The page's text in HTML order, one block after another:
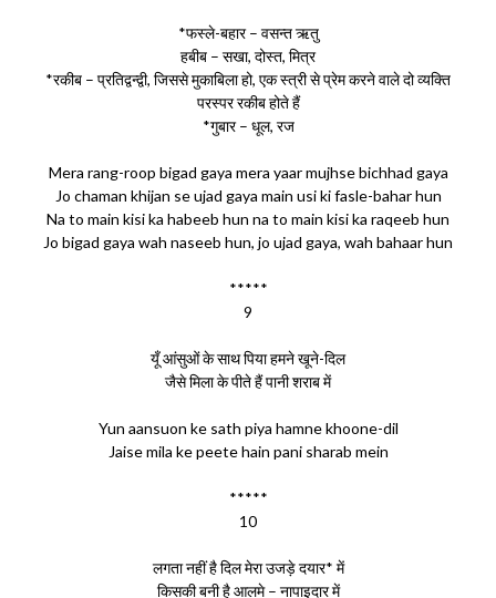
*फस्ले-बहार – वसन्त ऋतु
हबीब – सखा, दोस्त, मित्र
*रकीब – प्रतिद्वन्द्वी, जिससे मुकाबिला हो, एक स्त्री से प्रेम करने वाले दो व्यक्ति
परस्पर रकीब होते हैं
*गुबार – धूल, रज
Mera rang-roop bigad gaya mera yaar mujhse bichhad gaya
Jo chaman khijan se ujad gaya main usi ki fasle-bahar hun
Na to main kisi ka habeeb hun na to main kisi ka raqeeb hun
Jo bigad gaya wah naseeb hun, jo ujad gaya, wah bahaar hun
*****
9
यूँ आंसुओं के साथ पिया हमने खूने-दिल
जैसे मिला के पीते हैं पानी शराब में
Yun aansuon ke sath piya hamne khoone-dil
Jaise mila ke peete hain pani sharab mein
*****
10
लगता नहीं है दिल मेरा उजड़े दयार* में
किसकी बनी है आलमे – नापाइदार में